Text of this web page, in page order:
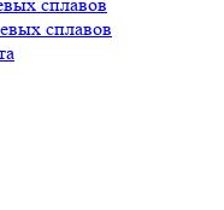
сплавов